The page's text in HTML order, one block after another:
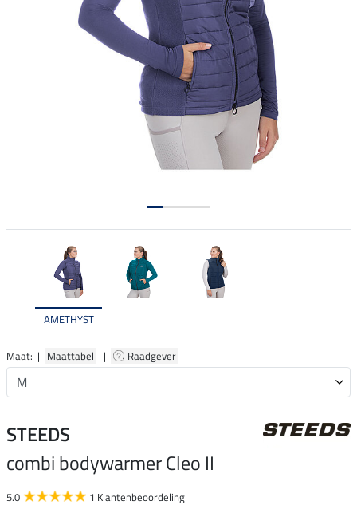
AMETHYST
Maat: | Maattabel | Raadgever
STEEDS
combi bodywarmer Cleo II
5.0 1 Klantenbeoordeling